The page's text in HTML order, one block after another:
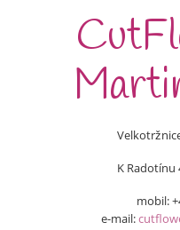
K Radotínu
mobil:
e-mail: